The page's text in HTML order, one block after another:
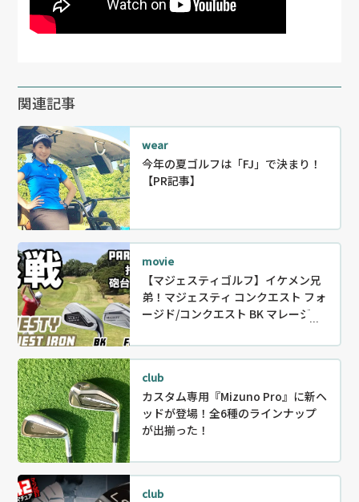
関連記事
wear
今年の夏ゴルフは「FJ」で決まり！
【PR記事】
movie
【マジェスティゴルフ】イケメン兄
弟！マジェスティ コンクエスト フォ
ージド/コンクエスト BK マレージン
チェック！
club
カスタム専用『Mizuno Pro』に新ヘ
ッドが登場！全6種のラインナップ
が出揃った！
club